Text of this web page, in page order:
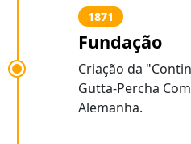
1871
Fundação
Criação da
Gutta-Percha
Alemanha.